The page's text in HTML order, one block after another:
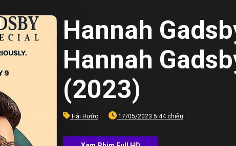
Hannah
Hannah
(2023)
Hài Hước 17/05/2023 5:44 chiều